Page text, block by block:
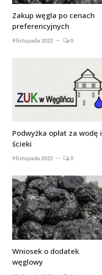
Zakup węgla po cenach
preferencyjnych
9 listopada 2022 0
Podwyżka opłat za wodę i
ścieki
9 listopada 2022 0
Wniosek o dodatek
węglowy